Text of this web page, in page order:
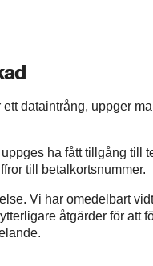
dataintrång, uppger
ha fått tillgång till
till betalkortsnummer.
Vi har omedelbart
åtgärder för att